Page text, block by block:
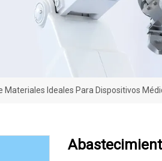
Ideales Para Dispositivos